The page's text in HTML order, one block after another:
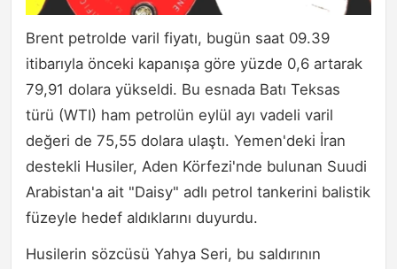
Brent petrolde varil fiyatı, bugün saat 09.39
itibarıyla önceki kapanışa göre yüzde 0,6 artarak
79,91 dolara yükseldi. Bu esnada Batı Teksas
türü (WTI) ham petrolün eylül ayı vadeli varil
değeri de 75,55 dolara ulaştı. Yemen'deki İran
destekli Husiler, Aden Körfezi'nde bulunan Suudi
Arabistan'a ait "Daisy" adlı petrol tankerini balistik
füzeyle hedef aldıklarını duyurdu.
Husilerin sözcüsü Yahya Seri, bu saldırının